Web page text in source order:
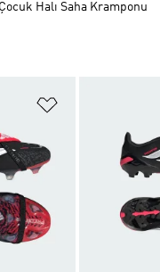
Halı Saha Kramponu